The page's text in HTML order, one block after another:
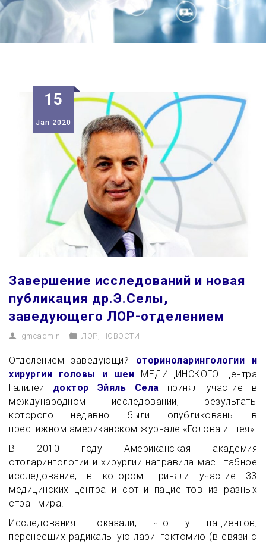
15
Jan 2020
Завершение исследований и новая
публикация др.Э.Селы,
заведующего ЛОР-отделением
gmcadmin ЛОР, НОВОСТИ
Отделением заведующий оториноларингологии и
хирургии головы и шеи МЕДИЦИНСКОГО центра
Галилеи доктор Эйяль Села принял участие в
международном исследовании, результаты
которого недавно были опубликованы в
престижном американском журнале «Голова и шея»
В 2010 году Американская академия
отоларингологии и хирургии направила масштабное
исследование, в котором приняли участие 33
медицинских центра и сотни пациентов из разных
стран мира.
Исследования показали, что у пациентов,
перенесших радикальную ларингэктомию (в связи с